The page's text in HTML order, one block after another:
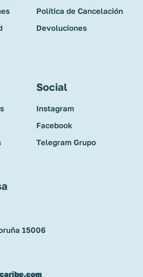
Política de Cancelación
Devoluciones
Social
Instagram
Facebook
Telegram Grupo
15006